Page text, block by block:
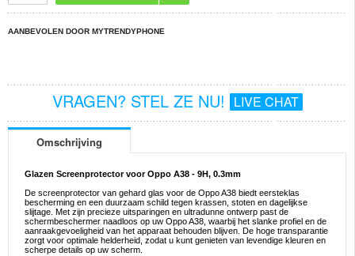
AANBEVOLEN DOOR MYTRENDYPHONE
VRAGEN? STEL ZE NU! LIVE CHAT
Omschrijving
Glazen Screenprotector voor Oppo A38 - 9H, 0.3mm
De screenprotector van gehard glas voor de Oppo A38 biedt eersteklas
bescherming en een duurzaam schild tegen krassen, stoten en dagelijkse
slijtage. Met zijn precieze uitsparingen en ultradunne ontwerp past de
schermbeschermer naadloos op uw Oppo A38, waarbij het slanke profiel en de
aanraakgevoeligheid van het apparaat behouden blijven. De hoge transparantie
zorgt voor optimale helderheid, zodat u kunt genieten van levendige kleuren en
scherpe details op uw scherm.